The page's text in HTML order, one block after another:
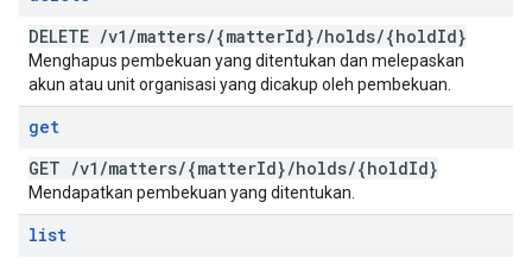
DELETE /v1 /matters/{matterId}/holds/{holdId}
Menghapus pembekuan yang ditentukan dan melepaskan
akun atau unit organisasi yang dicakup oleh pembekuan.
get
GET /v1 /matters/{matterId}/holds/{holdId}
Mendapatkan pembekuan yang ditentukan.
list